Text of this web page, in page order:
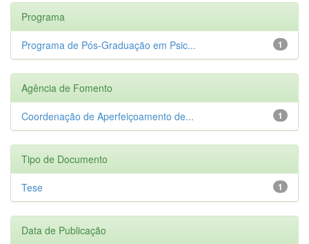
Programa
1
Programa de Pós-Graduação em Psic...
Agência de Fomento
1
Coordenação de Aperfeiçoamento de...
Tipo de Documento
1
Tese
Data de Publicação